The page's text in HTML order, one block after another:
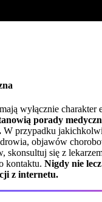
wyłącznie charakter
porady
W przypadku
objawów
skonsultuj się z
kontaktu. Nigdy nie
z internetu.